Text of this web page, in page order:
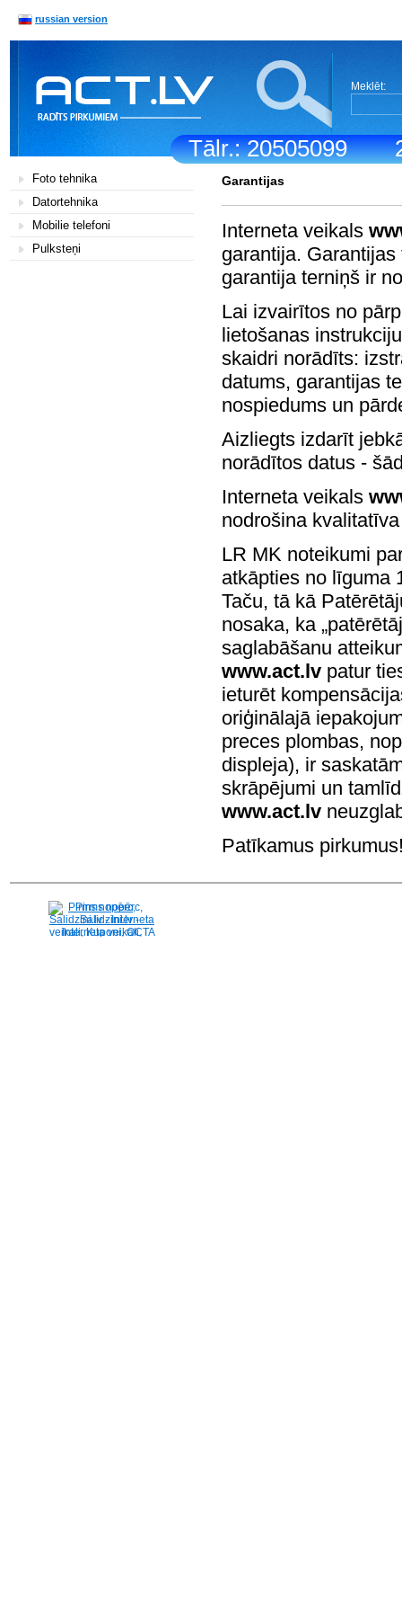
Tālr.: 20505099
russian version
Meklēt:
Foto tehnika
Datortehnika
Mobilie telefoni
Pulksteņi
Garantijas
Interneta veikals
garantija.
garantija terniņš ir
Lai izvairītos no
lietošanas
skaidri norādīts:
datums, garantijas
nospiedums un
Aizliegts izdarīt
norādītos datus -
Interneta veikals
nodrošina
LR MK noteikumi
atkāpties no līguma
Taču, tā kā
nosaka, ka
saglabāšanu
www.act.lv patur
ieturēt
oriģinālajā
preces plombas,
displeja), ir
skrāpējumi un
www.act.lv
Patīkamus
Pirms nopērc,
Salidzini.lv - Interneta
veikali, Kuponi, OCTA